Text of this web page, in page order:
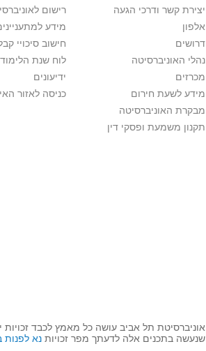
יצירת קשר ודרכי הגעה
אלפון
דרושים
נהלי האוניברסיטה
מכרזים
מידע לשעת חירום
מבקרת האוניברסיטה
תקנון משמעת ופסקי דין
רישום
מידע
חישוב סיכויי
לוח שנת
ידיעונים
כניסה לאזור
אוניברסיטת תל אביב עושה כל מאמץ לכבד
שנעשה בתכנים אלה לדעתך מפר זכויות נא